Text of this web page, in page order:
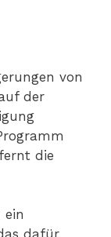
von
der
die
ein